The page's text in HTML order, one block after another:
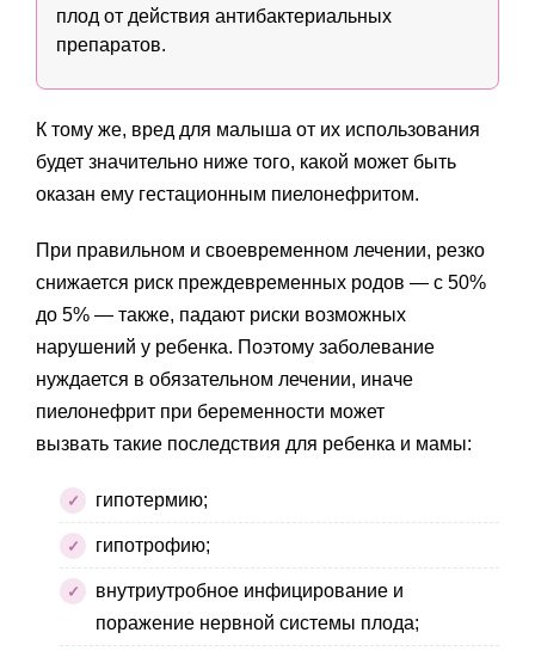
плод от действия антибактериальных
препаратов.
К тому же, вред для малыша от их использования
будет значительно ниже того, какой может быть
оказан ему гестационным пиелонефритом.
При правильном и своевременном лечении, резко
снижается риск преждевременных родов — с 50%
до 5% — также, падают риски возможных
нарушений у ребенка. Поэтому заболевание
нуждается в обязательном лечении, иначе
пиелонефрит при беременности может
вызвать такие последствия для ребенка и мамы:
гипотермию;
гипотрофию;
внутриутробное инфицирование и
поражение нервной системы плода;